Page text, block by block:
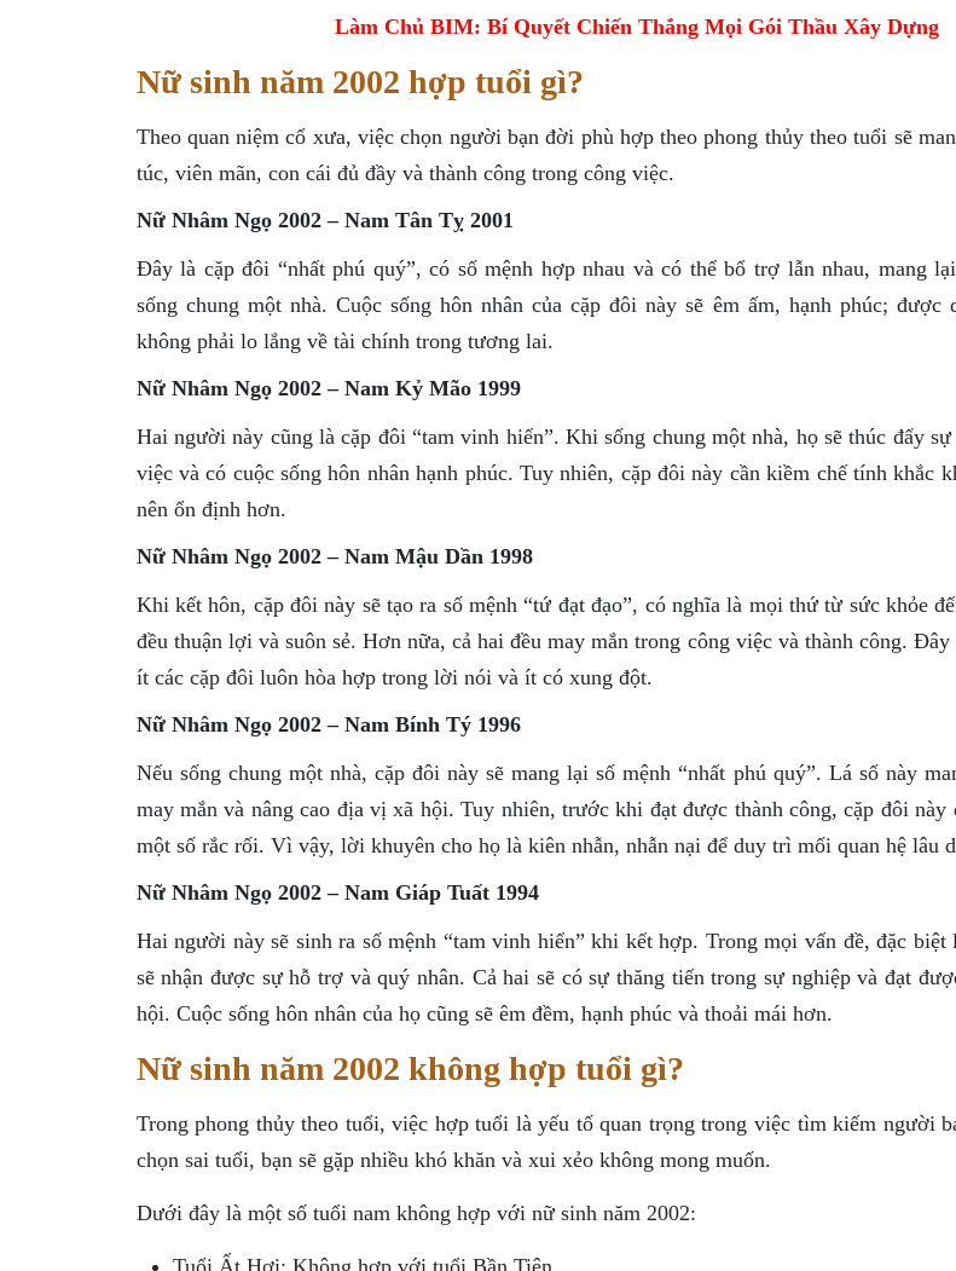
Làm Chủ BIM: Bí Quyết Chiến Thắng Mọi Gói Thầu Xây Dựng
Nữ sinh năm 2002 hợp tuổi gì?
Theo quan niệm cổ xưa, việc chọn người bạn đời phù hợp theo phong thủy theo tuổi sẽ
túc, viên mãn, con cái đủ đầy và thành công trong công việc.
Nữ Nhâm Ngọ 2002 – Nam Tân Tỵ 2001
Đây là cặp đôi “nhất phú quý”, có số mệnh hợp nhau và có thể bổ trợ lẫn nhau, mang
sống chung một nhà. Cuộc sống hôn nhân của cặp đôi này sẽ êm ấm, hạnh phúc; được
không phải lo lắng về tài chính trong tương lai.
Nữ Nhâm Ngọ 2002 – Nam Kỷ Mão 1999
Hai người này cũng là cặp đôi “tam vinh hiển”. Khi sống chung một nhà, họ sẽ thúc đẩy
việc và có cuộc sống hôn nhân hạnh phúc. Tuy nhiên, cặp đôi này cần kiềm chế tính khắc
nên ổn định hơn.
Nữ Nhâm Ngọ 2002 – Nam Mậu Dần 1998
Khi kết hôn, cặp đôi này sẽ tạo ra số mệnh “tứ đạt đạo”, có nghĩa là mọi thứ từ sức khỏe
đều thuận lợi và suôn sẻ. Hơn nữa, cả hai đều may mắn trong công việc và thành công.
ít các cặp đôi luôn hòa hợp trong lời nói và ít có xung đột.
Nữ Nhâm Ngọ 2002 – Nam Bính Tý 1996
Nếu sống chung một nhà, cặp đôi này sẽ mang lại số mệnh “nhất phú quý”. Lá số này
may mắn và nâng cao địa vị xã hội. Tuy nhiên, trước khi đạt được thành công, cặp đôi này
một số rắc rối. Vì vậy, lời khuyên cho họ là kiên nhẫn, nhẫn nại để duy trì mối quan hệ lâu
Nữ Nhâm Ngọ 2002 – Nam Giáp Tuất 1994
Hai người này sẽ sinh ra số mệnh “tam vinh hiển” khi kết hợp. Trong mọi vấn đề, đặc biệt
sẽ nhận được sự hỗ trợ và quý nhân. Cả hai sẽ có sự thăng tiến trong sự nghiệp và đạt
hội. Cuộc sống hôn nhân của họ cũng sẽ êm đềm, hạnh phúc và thoải mái hơn.
Nữ sinh năm 2002 không hợp tuổi gì?
Trong phong thủy theo tuổi, việc hợp tuổi là yếu tố quan trọng trong việc tìm kiếm người
chọn sai tuổi, bạn sẽ gặp nhiều khó khăn và xui xẻo không mong muốn.
Dưới đây là một số tuổi nam không hợp với nữ sinh năm 2002:
Tuổi Ất Hợi: Không hợp với tuổi Bần Tiện.